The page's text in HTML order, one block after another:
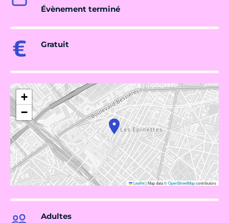
Évènement terminé
Gratuit
+
−
Leaflet|Map data ©OpenStreetMapcontributors
Adultes